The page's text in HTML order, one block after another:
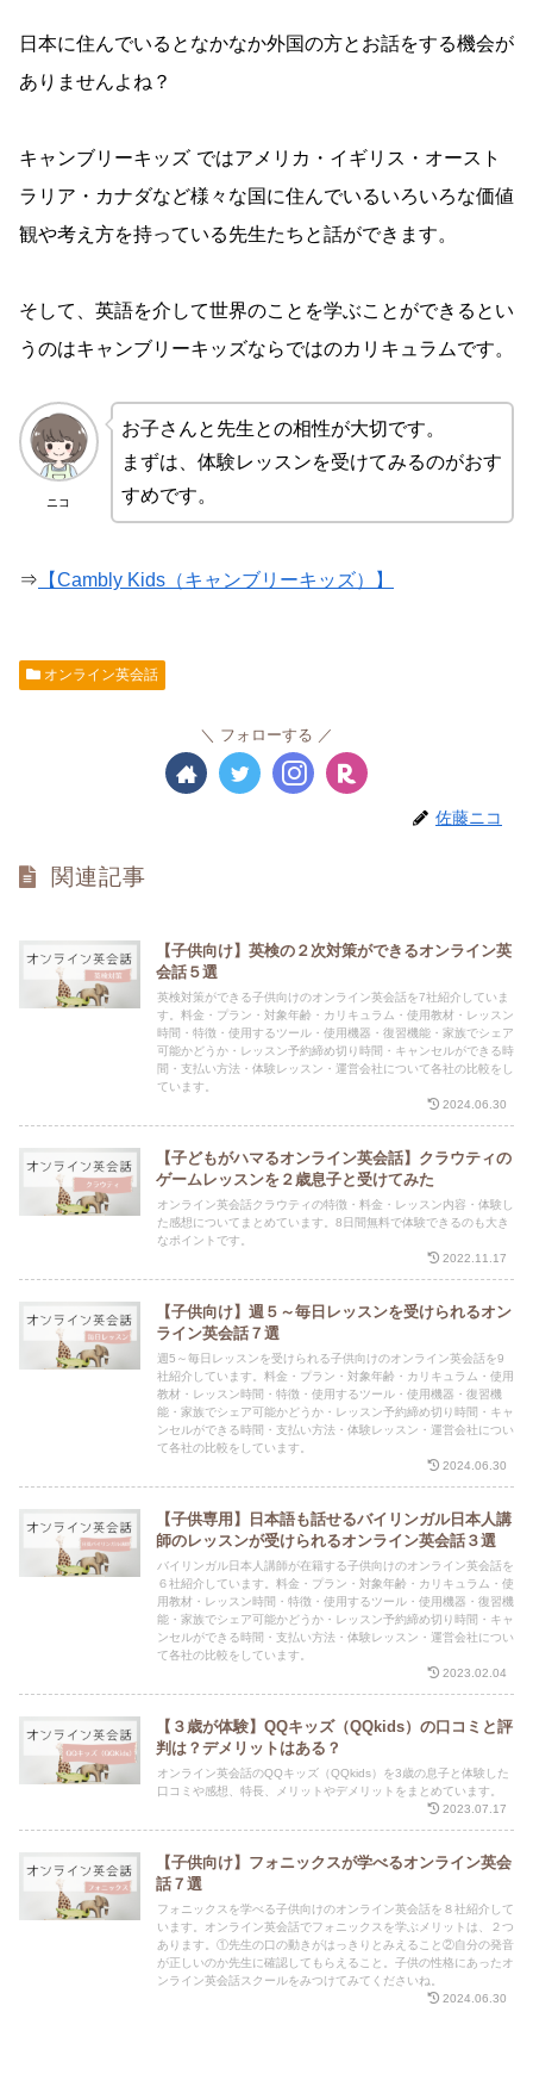
日本に住んでいるとなかなか外国の方とお話をする機会が
ありませんよね？
キャンブリーキッズ ではアメリカ・イギリス・オースト
ラリア・カナダなど様々な国に住んでいるいろいろな価値
観や考え方を持っている先生たちと話ができます。
そして、英語を介して世界のことを学ぶことができるとい
うのはキャンブリーキッズならではのカリキュラムです。
ニコ
お子さんと先生との相性が大切です。
まずは、体験レッスンを受けてみるのがおす
すめです。
⇒ 【Cambly Kids（キャンブリーキッズ）】
オンライン英会話
フォローする
佐藤ニコ
関連記事
【子供向け】英検の２次対策ができるオンライン英
会話５選
英検対策ができる子供向けのオンライン英会話を7社紹介していま
す。料金・プラン・対象年齢・カリキュラム・使用教材・レッスン
時間・特徴・使用するツール・使用機器・復習機能・家族でシェア
可能かどうか・レッスン予約締め切り時間・キャンセルができる時
間・支払い方法・体験レッスン・運営会社について各社の比較をし
ています。
2024.06.30
【子どもがハマるオンライン英会話】クラウティの
ゲームレッスンを２歳息子と受けてみた
オンライン英会話クラウティの特徴・料金・レッスン内容・体験し
た感想についてまとめています。8日間無料で体験できるのも大き
なポイントです。
2022.11.17
【子供向け】週５～毎日レッスンを受けられるオン
ライン英会話７選
週5～毎日レッスンを受けられる子供向けのオンライン英会話を9
社紹介しています。料金・プラン・対象年齢・カリキュラム・使用
教材・レッスン時間・特徴・使用するツール・使用機器・復習機
能・家族でシェア可能かどうか・レッスン予約締め切り時間・キャ
ンセルができる時間・支払い方法・体験レッスン・運営会社につい
て各社の比較をしています。
2024.06.30
【子供専用】日本語も話せるバイリンガル日本人講
師のレッスンが受けられるオンライン英会話３選
バイリンガル日本人講師が在籍する子供向けのオンライン英会話を
６社紹介しています。料金・プラン・対象年齢・カリキュラム・使
用教材・レッスン時間・特徴・使用するツール・使用機器・復習機
能・家族でシェア可能かどうか・レッスン予約締め切り時間・キャ
ンセルができる時間・支払い方法・体験レッスン・運営会社につい
て各社の比較をしています。
2023.02.04
【３歳が体験】QQキッズ（QQkids）の口コミと評
判は？デメリットはある？
オンライン英会話のQQキッズ（QQkids）を3歳の息子と体験した
口コミや感想、特長、メリットやデメリットをまとめています。
2023.07.17
【子供向け】フォニックスが学べるオンライン英会
話７選
フォニックスを学べる子供向けのオンライン英会話を８社紹介して
います。オンライン英会話でフォニックスを学ぶメリットは、２つ
あります。①先生の口の動きがはっきりとみえること②自分の発音
が正しいのか先生に確認してもらえること。子供の性格にあったオ
ンライン英会話スクールをみつけてみてくださいね。
2024.06.30